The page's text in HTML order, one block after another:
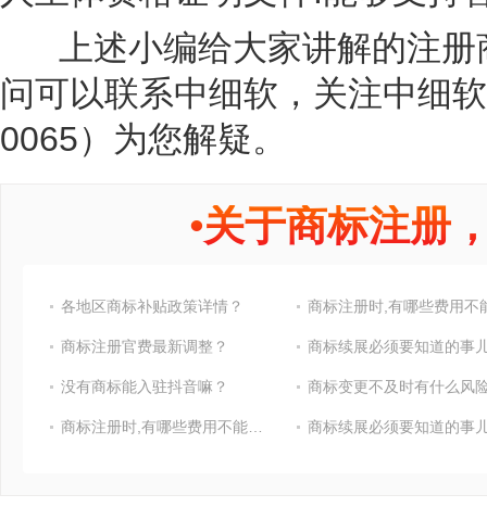
上述小编给大家讲解的注册
问可以联系中细软，关注中细
0065）为您解疑。
•关于商标注册
各地区商标补贴政策详情？
商标注册官费最新调整？ 商标续展必须要知道的事
没有商标能入驻抖音嘛？ 商标变更不及时有什么风
商标续展必须要知道的事